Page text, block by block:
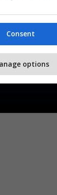
Consent
options